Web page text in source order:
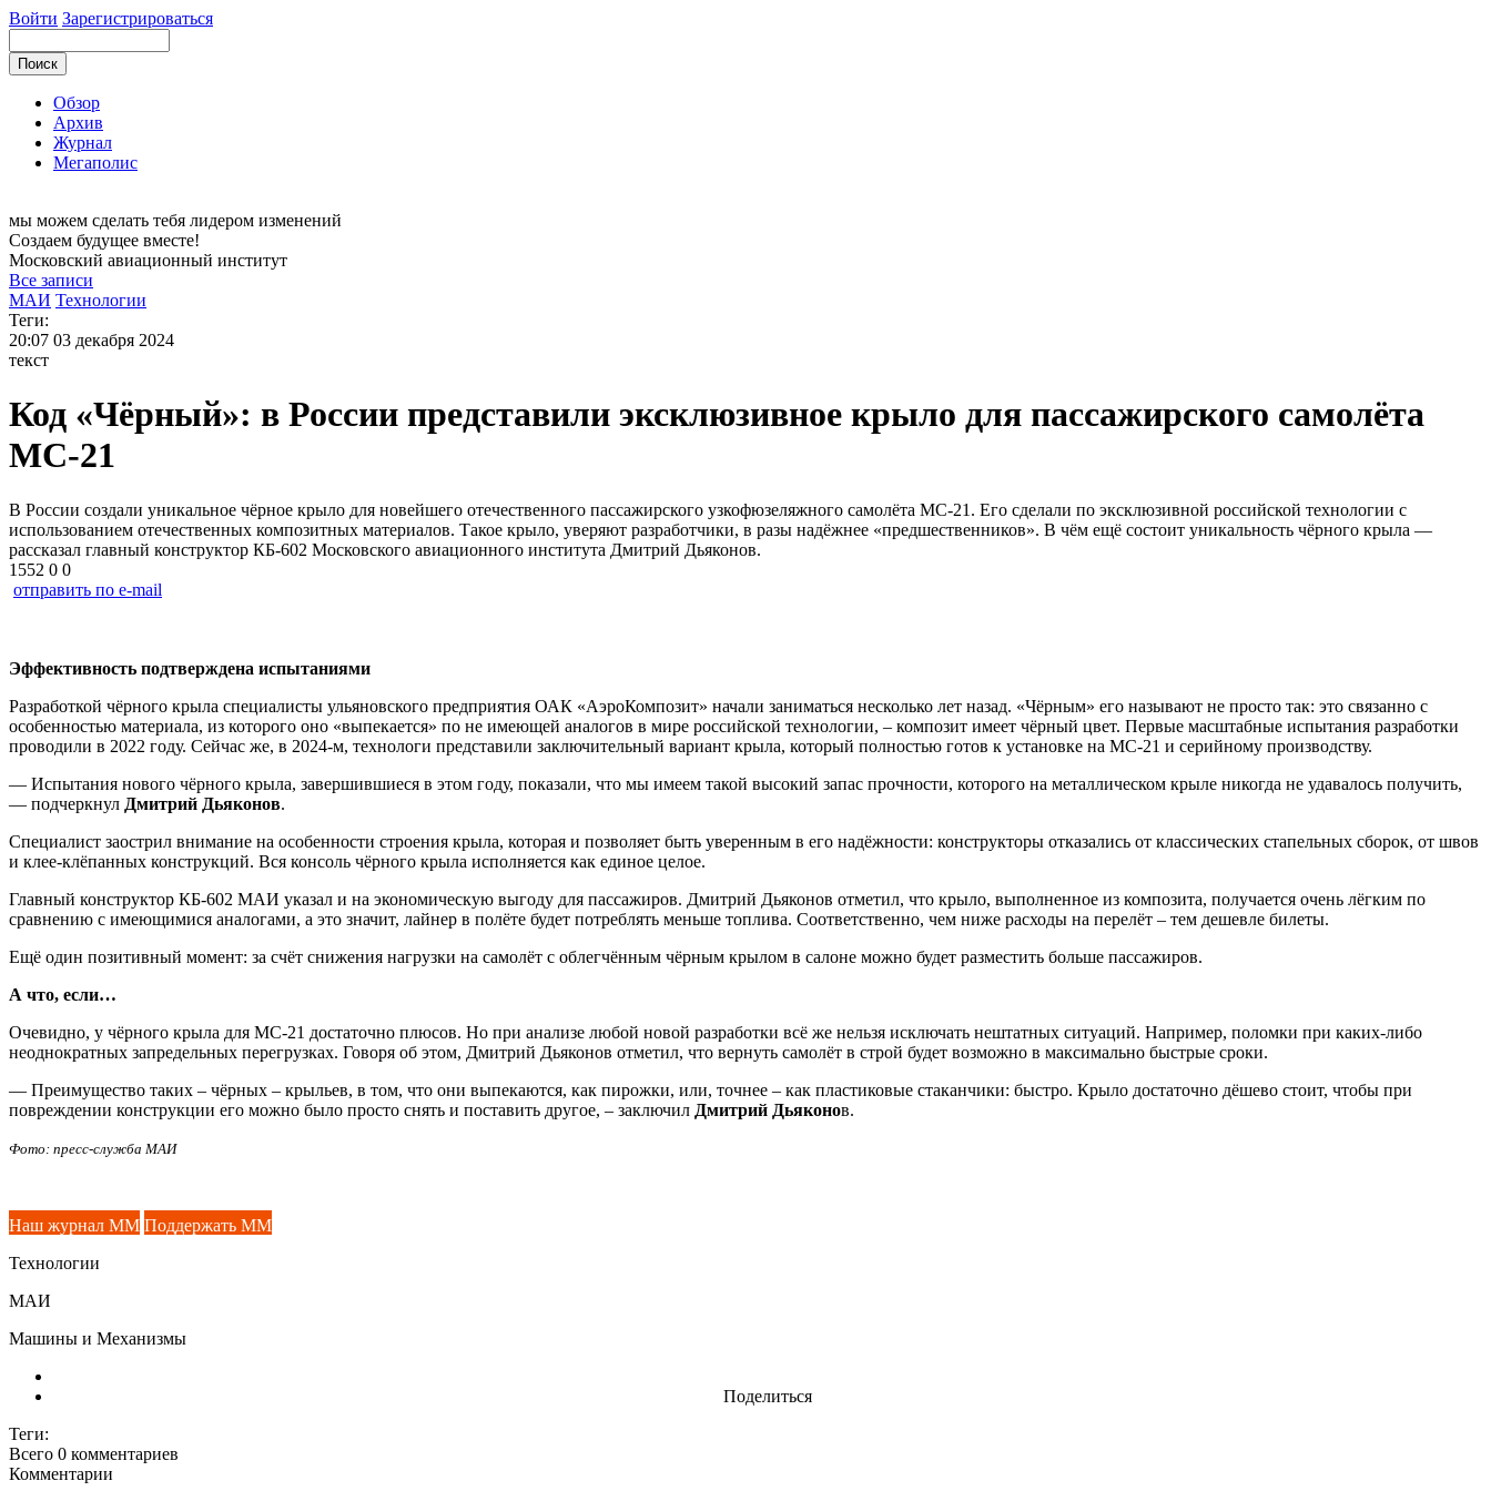
Войти Зарегистрироваться
Обзор
Архив
Журнал
Мегаполис
мы можем сделать тебя лидером изменений
Создаем будущее вместе!
Московский авиационный институт
Все записи
МАИ Технологии
Теги:
20:07 03 декабря 2024
текст
Код «Чёрный»: в России представили эксклюзивное крыло для пассажирского самолёта
МС-21
В России создали уникальное чёрное крыло для новейшего отечественного пассажирского узкофюзеляжного самолёта МС-21. Его сделали по эксклюзивной российской технологии с
использованием отечественных композитных материалов. Такое крыло, уверяют разработчики, в разы надёжнее «предшественников». В чём ещё состоит уникальность чёрного крыла —
рассказал главный конструктор КБ-602 Московского авиационного института Дмитрий Дьяконов.
1552 0 0
отправить по e-mail
Эффективность подтверждена испытаниями
Разработкой чёрного крыла специалисты ульяновского предприятия ОАК «АэроКомпозит» начали заниматься несколько лет назад. «Чёрным» его называют не просто так: это связанно с
особенностью материала, из которого оно «выпекается» по не имеющей аналогов в мире российской технологии, – композит имеет чёрный цвет. Первые масштабные испытания разработки
проводили в 2022 году. Сейчас же, в 2024-м, технологи представили заключительный вариант крыла, который полностью готов к установке на МС-21 и серийному производству.
— Испытания нового чёрного крыла, завершившиеся в этом году, показали, что мы имеем такой высокий запас прочности, которого на металлическом крыле никогда не удавалось получить,
— подчеркнул Дмитрий Дьяконов.
Специалист заострил внимание на особенности строения крыла, которая и позволяет быть уверенным в его надёжности: конструкторы отказались от классических стапельных сборок, от швов
и клее-клёпанных конструкций. Вся консоль чёрного крыла исполняется как единое целое.
Главный конструктор КБ-602 МАИ указал и на экономическую выгоду для пассажиров. Дмитрий Дьяконов отметил, что крыло, выполненное из композита, получается очень лёгким по
сравнению с имеющимися аналогами, а это значит, лайнер в полёте будет потреблять меньше топлива. Соответственно, чем ниже расходы на перелёт – тем дешевле билеты.
Ещё один позитивный момент: за счёт снижения нагрузки на самолёт с облегчённым чёрным крылом в салоне можно будет разместить больше пассажиров.
А что, если…
Очевидно, у чёрного крыла для МС-21 достаточно плюсов. Но при анализе любой новой разработки всё же нельзя исключать нештатных ситуаций. Например, поломки при каких-либо
неоднократных запредельных перегрузках. Говоря об этом, Дмитрий Дьяконов отметил, что вернуть самолёт в строй будет возможно в максимально быстрые сроки.
— Преимущество таких – чёрных – крыльев, в том, что они выпекаются, как пирожки, или, точнее – как пластиковые стаканчики: быстро. Крыло достаточно дёшево стоит, чтобы при
повреждении конструкции его можно было просто снять и поставить другое, – заключил Дмитрий Дьяконов.
Фото: пресс-служба МАИ
Наш журнал ММ Поддержать ММ
Технологии
МАИ
Машины и Механизмы
Поделиться
Теги:
Всего 0 комментариев
Комментарии